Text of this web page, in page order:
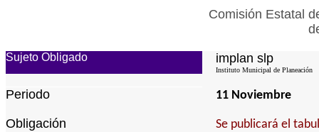
Comisión Estatal
Sujeto Obligado implan slp
Instituto Municipal de Planeación
Periodo 11 Noviembre
Obligación Se publicará el